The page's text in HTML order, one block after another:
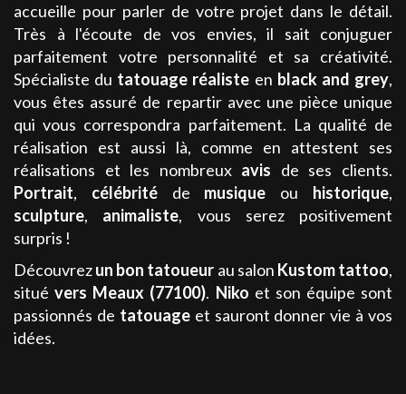
accueille pour parler de votre projet dans le détail.
Très à l'écoute de vos envies, il sait conjuguer
parfaitement votre personnalité et sa créativité.
Spécialiste du tatouage réaliste en black and grey,
vous êtes assuré de repartir avec une pièce unique
qui vous correspondra parfaitement. La qualité de
réalisation est aussi là, comme en attestent ses
réalisations et les nombreux avis de ses clients.
Portrait, célébritéde musique ou historique,
sculpture, animaliste, vous serez positivement
surpris !
Découvrezun bon tatoueur au salon Kustom tattoo,
situévers Meaux (77100). Niko et son équipe sont
passionnés de tatouage et sauront donner vie à vos
idées.